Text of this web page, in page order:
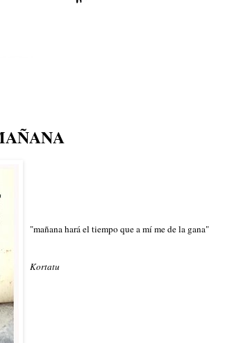
"mañana hará el tiempo que a mí me de la gana"
Kortatu